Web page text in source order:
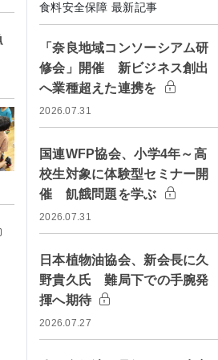
食料安全保障 最新記事
「奈良地域コンソーシアム研
修会」開催 新ビジネス創出
へ業種超えた連携を
2026.07.31
国連WFP協会、小学4年～高
校生対象に体験型セミナー開
催 飢餓問題を学ぶ
2026.07.31
日本植物油協会、新会長に久
野貴久氏 難局下での手腕発
揮へ期待
2026.07.27